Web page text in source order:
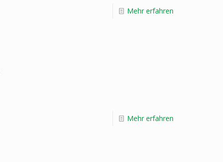
Mehr erfahren
Mehr erfahren